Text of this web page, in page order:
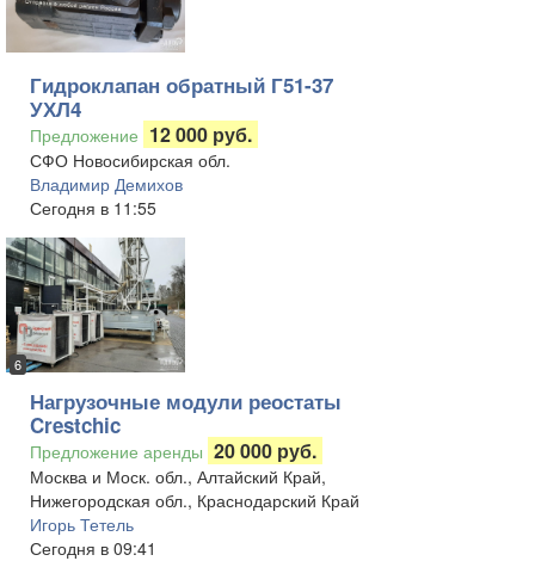
Гидроклапан обратный Г51-37
УХЛ4
Предложение 12 000 руб.
СФО Новосибирская обл.
Владимир Демихов
Сегодня в 11:55
6
Нагрузочные модули реостаты
Crestchic
Предложение аренды 20 000 руб.
Москва и Моск. обл., Алтайский Край,
Нижегородская обл., Краснодарский Край
Игорь Тетель
Сегодня в 09:41